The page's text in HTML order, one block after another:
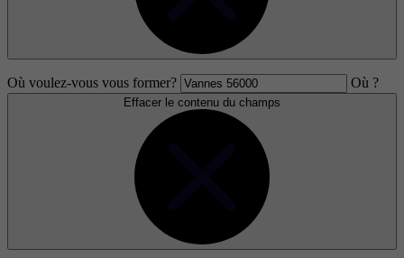
Où voulez-vous vous former? Où ?
Effacer le contenu du champs